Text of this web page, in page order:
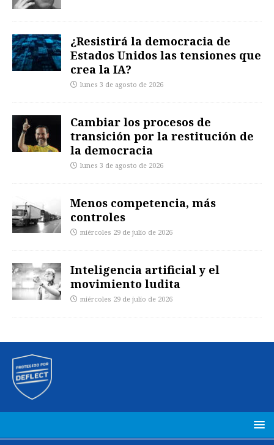
¿Resistirá la democracia de
Estados Unidos las tensiones que
crea la IA?
lunes 3 de agosto de 2026
Cambiar los procesos de
transición por la restitución de
la democracia
lunes 3 de agosto de 2026
Menos competencia, más
controles
miércoles 29 de julio de 2026
Inteligencia artificial y el
movimiento ludita
miércoles 29 de julio de 2026